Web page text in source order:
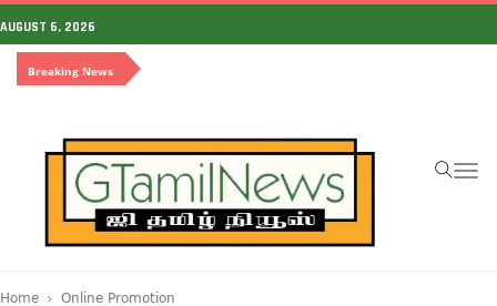
AUGUST 6, 2026
Breaking News
Home Online Promotion